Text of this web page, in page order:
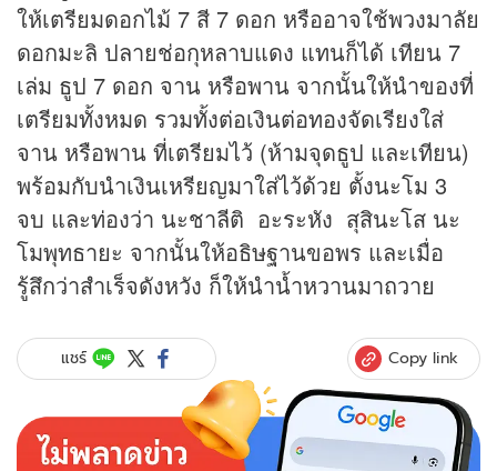
ให้เตรียมดอกไม้ 7 สี 7 ดอก หรืออาจใช้พวงมาลัย
ดอกมะลิ ปลายช่อกุหลาบแดง แทนก็ได้ เทียน 7
เล่ม ธูป 7 ดอก จาน หรือพาน จากนั้นให้นำของที่
เตรียมทั้งหมด รวมทั้งต่อเงินต่อทองจัดเรียงใส่
จาน หรือพาน ที่เตรียมไว้ (ห้ามจุดธูป และเทียน)
พร้อมกับนำเงินเหรียญมาใส่ไว้ด้วย ตั้งนะโม 3
จบ และท่องว่า นะชาลีติ อะระหัง สุสินะโส นะ
โมพุทธายะ จากนั้นให้อธิษฐานขอพร และเมื่อ
รู้สึกว่าสำเร็จดังหวัง ก็ให้นำน้ำหวานมาถวาย
แชร์ Copy link